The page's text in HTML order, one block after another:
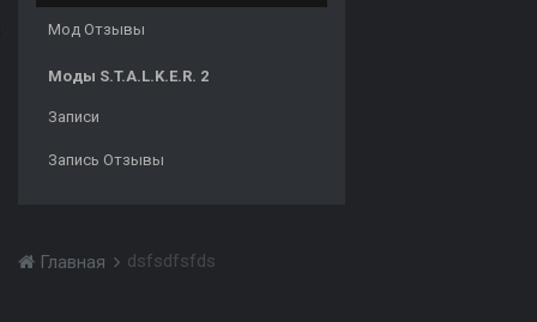
Мод Отзывы
Моды S.T.A.L.K.E.R. 2
Записи
Запись Отзывы
Главная dsfsdfsfds